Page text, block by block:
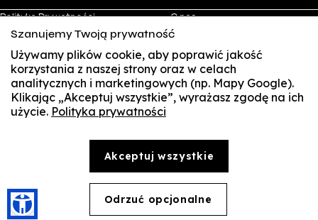
Polityka Prywatności
RODO
Identyfikacja wizualna
O nas
Rekrutacja
Studia
Kontakt
Biznes
Wynajem sal
Targi pracy
Student
Multis Multum
Treści zawarte na stronie www.wszib.edu.pl oraz jej podstronach stanowią, o ile nie wskazano
części: kopiowania, reprodukowania, modyfikowania, dystrybuowania, publikowania,
wyświetlania, utrwalania oraz wykorzystywania w jakiejkolwiek innej formie. Ograniczenia
powyższe nie dotyczą dozwolonego użytku osobistego.
Szanujemy Twoją prywatność
Używamy plików cookie, aby poprawić jakość
korzystania z naszej strony oraz w celach
analitycznych i marketingowych (np. Mapy Google).
Klikając „Akceptuj wszystkie”, wyrażasz zgodę na ich
użycie. Polityka prywatności
Akceptuj wszystkie
Odrzuć opcjonalne